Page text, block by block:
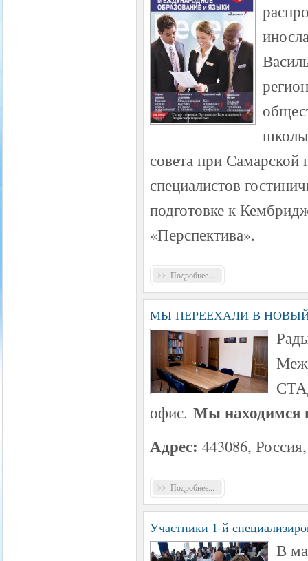
совета при Самарской
специалистов
подготовке к
«Перспектива».
Подробнее...
МЫ ПЕРЕЕХАЛИ В
офис. Мы находимся
Адрес: 443086,
Подробнее...
Участники 1-й
В